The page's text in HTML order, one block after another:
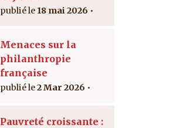
18 mai 2026
Menaces sur la
philanthropie
française
2 Mar 2026
Pauvreté croissante :